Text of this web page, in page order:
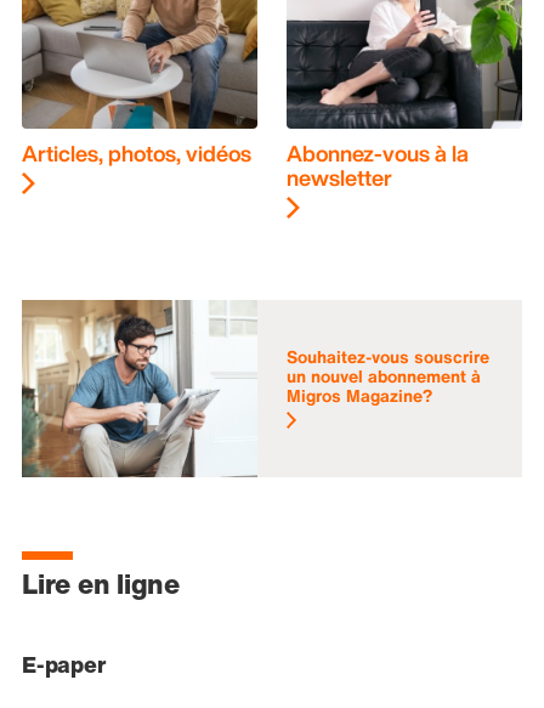
Articles, photos, vidéos Abonnez-vous à la
newsletter
Souhaitez-vous souscrire
un nouvel abonnement à
Migros Magazine?
Lire en ligne
E-paper